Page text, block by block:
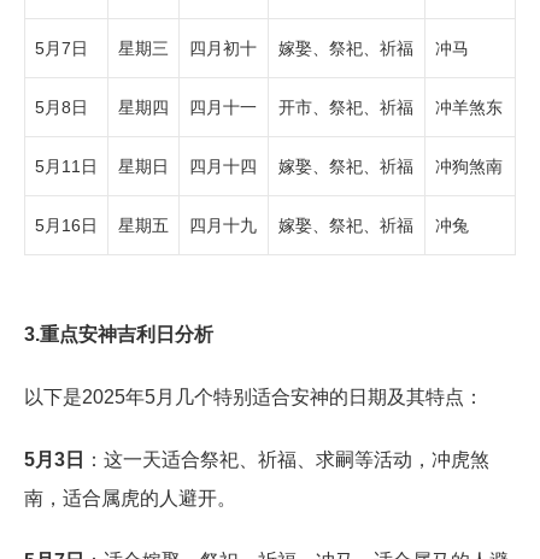
5月7日 星期三 四月初十 嫁娶、祭祀、祈福 冲马
5月8日 星期四 四月十一 开市、祭祀、祈福 冲羊煞东
5月11日 星期日 四月十四 嫁娶、祭祀、祈福 冲狗煞南
5月16日 星期五 四月十九 嫁娶、祭祀、祈福 冲兔
3.重点安神吉利日分析
以下是2025年5月几个特别适合安神的日期及其特点：
5月3日
：这一天适合祭祀、祈福、求嗣等活动，冲虎煞
南，适合属虎的人避开。